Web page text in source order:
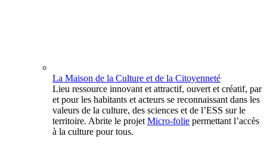
La Maison de la Culture et de la Citoyenneté
Lieu ressource innovant et attractif, ouvert et créatif, par
et pour les habitants et acteurs se reconnaissant dans les
valeurs de la culture, des sciences et de l’ESS sur le
territoire. Abrite le projet Micro-folie permettant l’accès
à la culture pour tous.